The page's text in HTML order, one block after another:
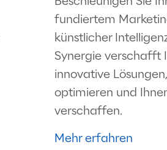
fundiertem
künstlicher
Synergie verschafft
innovative
optimieren und
verschaffen.
Mehr erfahren